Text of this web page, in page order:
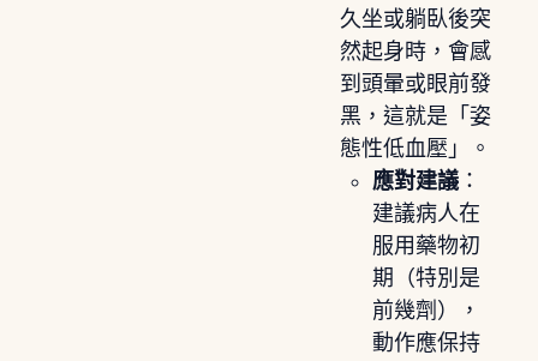
久坐或躺臥後突
然起身時，會感
到頭暈或眼前發
黑，這就是「姿
態性低血壓」。
應對建議：
建議病人在
服用藥物初
期（特別是
前幾劑），
動作應保持